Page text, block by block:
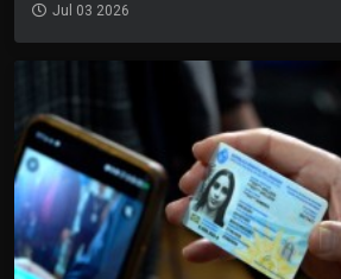
Jul 03 2026